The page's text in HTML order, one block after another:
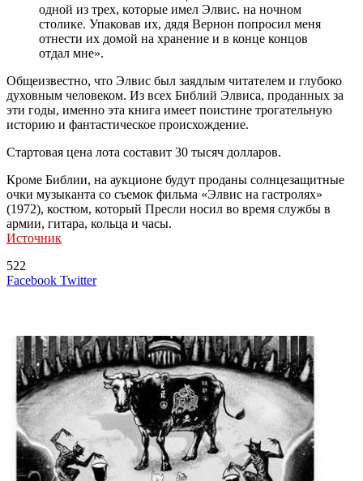
одной из трех, которые имел Элвис. на ночном
столике. Упаковав их, дядя Вернон попросил меня
отнести их домой на хранение и в конце концов
отдал мне».
Общеизвестно, что Элвис был заядлым читателем и глубоко
духовным человеком. Из всех Библий Элвиса, проданных за
эти годы, именно эта книга имеет поистине трогательную
историю и фантастическое происхождение.
Стартовая цена лота составит 30 тысяч долларов.
Кроме Библии, на аукционе будут проданы солнцезащитные
очки музыканта со съемок фильма «Элвис на гастролях»
(1972), костюм, который Пресли носил во время службы в
армии, гитара, кольца и часы.
Источник
522
Facebook TwitterLinkedIn
Tumblr
Reddit
Вконтакте
Одноклассники
Skype
Messenger
Messenger
WhatsApp
Telegram
Viber
Line
Поделиться
Печатать